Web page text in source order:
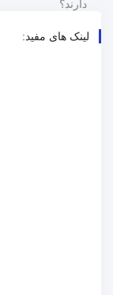
لینک های مفید: